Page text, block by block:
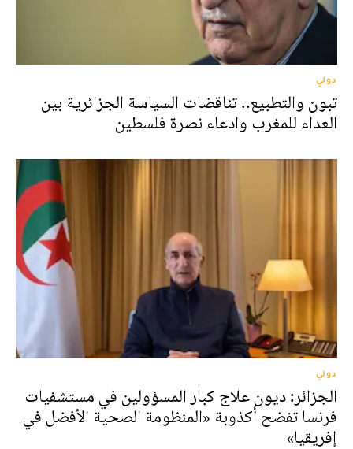
دولي
تبون والتطبيع.. تناقضات السياسة الجزائرية بين
العداء للمغرب وادعاء نصرة فلسطين
دولي
الجزائر: ديون علاج كبار المسؤولين في مستشفيات
فرنسا تفضح أكذوبة «المنظومة الصحية الأفضل في
إفريقيا»